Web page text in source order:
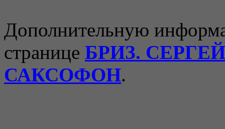
Дополнительную
странице БРИЗ.
САКСОФОН.